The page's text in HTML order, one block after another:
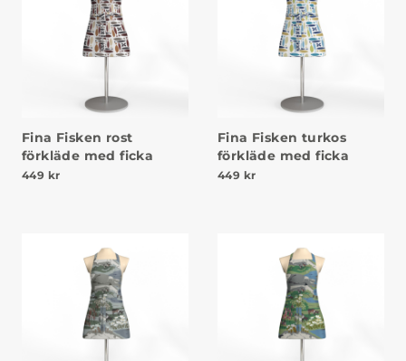
Fina Fisken rost
förkläde med ficka
449 kr
Fina Fisken turkos
förkläde med ficka
449 kr